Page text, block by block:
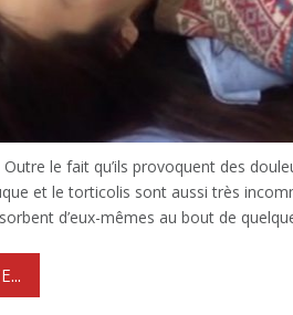
Outre le fait qu’ils provoquent des
et le torticolis sont aussi très
d’eux-mêmes au bout de